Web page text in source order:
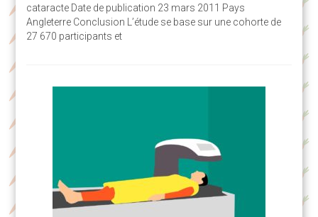
cataracte Date de publication 23 mars 2011 Pays
Angleterre Conclusion L’étude se base sur une cohorte de
27 670 participants et